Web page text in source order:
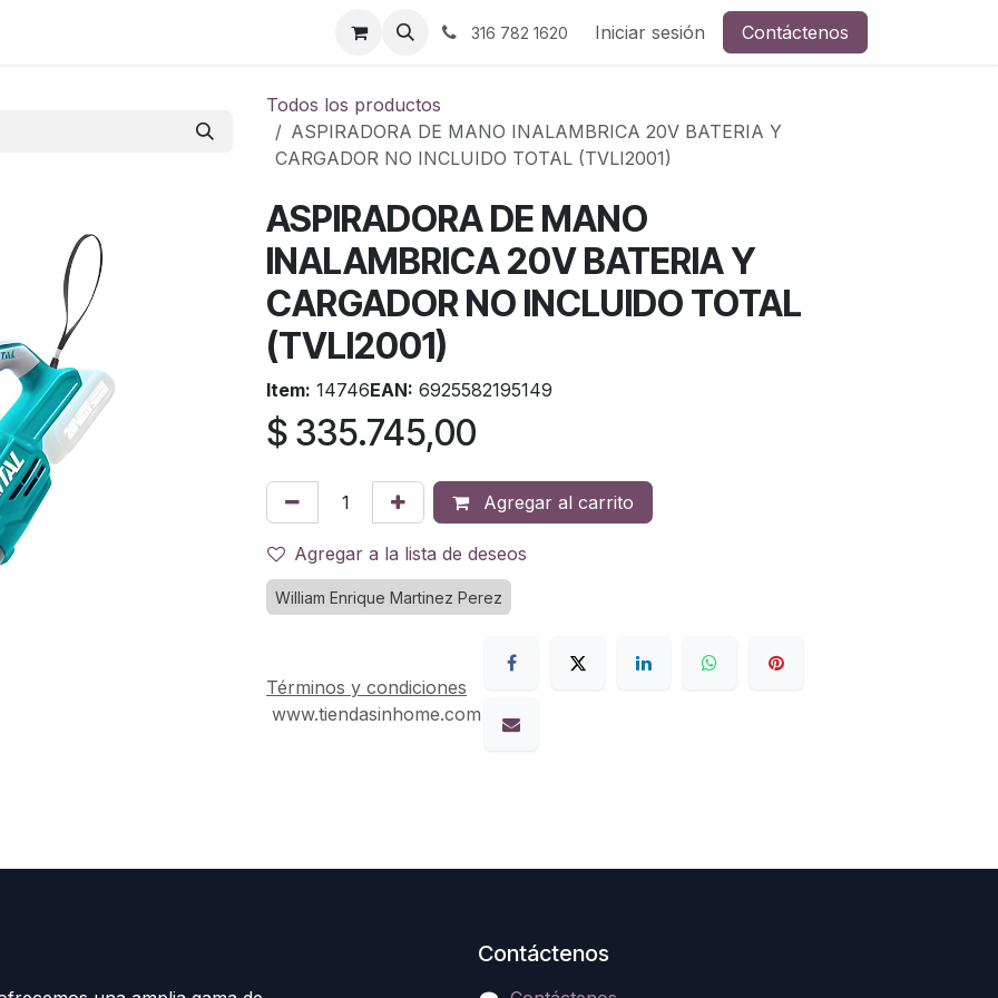
316 782 1620 Iniciar sesión Contáctenos
Todos los productos
ASPIRADORA DE MANO INALAMBRICA 20V BATERIA Y
CARGADOR NO INCLUIDO TOTAL (TVLI2001)
ASPIRADORA DE MANO
INALAMBRICA 20V BATERIA Y
CARGADOR NO INCLUIDO TOTAL
(TVLI2001)
Item: 14746EAN: 6925582195149
$ 335.745,00
Agregar al carrito
Agregar a la lista de deseos
William Enrique Martinez Perez
Términos y condiciones
www.tiendasinhome.com
Contáctenos